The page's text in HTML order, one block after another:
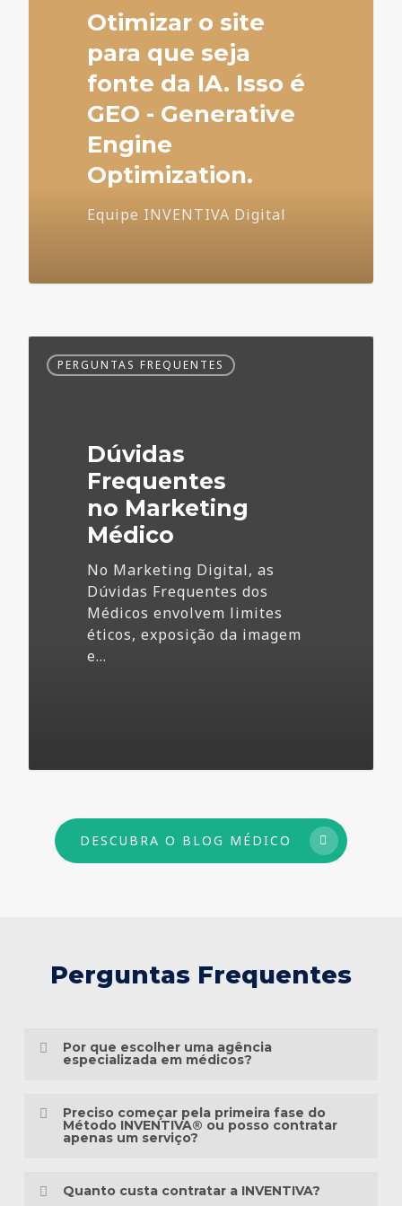
Otimizar o site
para que seja
fonte da IA. Isso é
GEO - Generative
Engine
Optimization.
Equipe INVENTIVA Digital
Frequentes
PERGUNTAS FREQUENTES
Dúvidas
Frequentes
no Marketing
Médico
No Marketing Digital, as
Dúvidas Frequentes dos
Médicos envolvem limites
éticos, exposição da imagem
e…
DESCUBRA O BLOG MÉDICO
Perguntas Frequentes
Por que escolher uma agência
especializada em médicos?
mais do que conhecimento em publicidade.
paciente, as particularidades das
Preciso começar pela primeira fase do
Método INVENTIVA® ou posso contratar
apenas um serviço?
Quanto custa contratar a INVENTIVA?